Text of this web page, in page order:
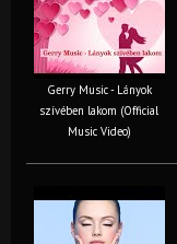
Gerry Music - Lányok
szívében lakom (Official
Music Video)